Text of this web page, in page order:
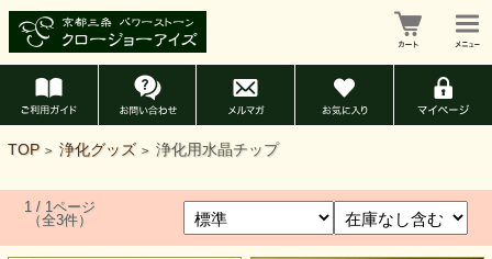
TOP > 浄化グッズ > 浄化用水晶チップ
1 / 1ページ
（全3件）